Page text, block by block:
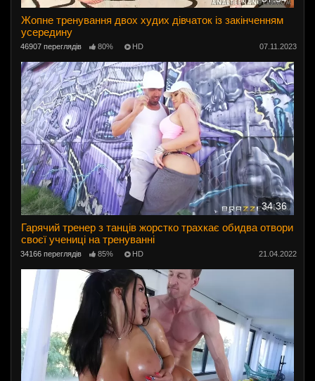
Жопне тренування двох худих дівчаток із закінченням
усередину
46907 переглядів 80% HD 07.11.2023
34:36
Гарячий тренер з танців жорстко трахкає обидва отвори
своєї учениці на тренуванні
34166 переглядів 85% HD 21.04.2022